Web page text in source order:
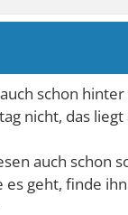
schon
nicht, das
auch schon
es geht, finde